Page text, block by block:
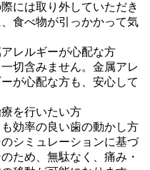
には取り外していただき
食べ物が引っかかって気
レルギーが心配な方
切含みません。金属アレ
が心配な方も、安心して
を行いたい方
効率の良い歯の動かし方
シミュレーションに基づ
ため、無駄なく、痛み・